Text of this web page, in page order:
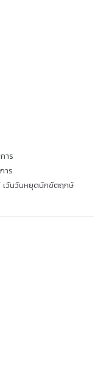
าร
าร
เว้นวันหยุดนักขัตฤกษ์